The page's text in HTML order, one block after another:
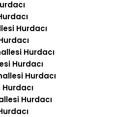
Hurdacı
Hurdacı
Hurdacı
Hurdacı
Hurdacı